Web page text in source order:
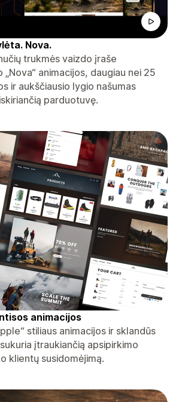
Nova.
trukmės vaizdo įraše
animacijos, daugiau nei 25
ir aukščiausio lygio našumas
parduotuvę.
animacijos
stiliaus animacijos ir sklandūs
įtraukiančią apsipirkimo
klientų susidomėjimą.